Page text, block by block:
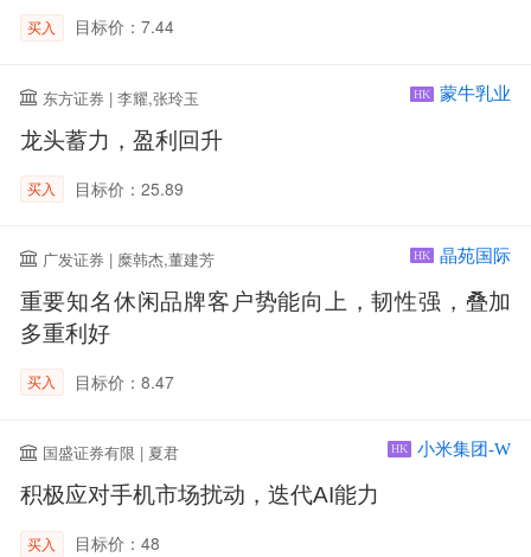
买入 目标价：7.44
东方证券 | 李耀,张玲玉 HK 蒙牛乳业
龙头蓄力，盈利回升
买入 目标价：25.89
广发证券 | 糜韩杰,董建芳 HK 晶苑国际
重要知名休闲品牌客户势能向上，韧性强，叠加
多重利好
买入 目标价：8.47
国盛证券有限 | 夏君 HK 小米集团-W
积极应对手机市场扰动，迭代AI能力
买入 目标价：48